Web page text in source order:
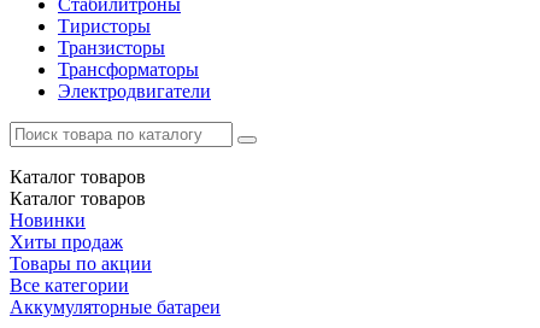
Тиристоры
Транзисторы
Трансформаторы
Электродвигатели
Каталог товаров
Каталог товаров
Новинки
Хиты продаж
Товары по акции
Все категории
Аккумуляторные батареи